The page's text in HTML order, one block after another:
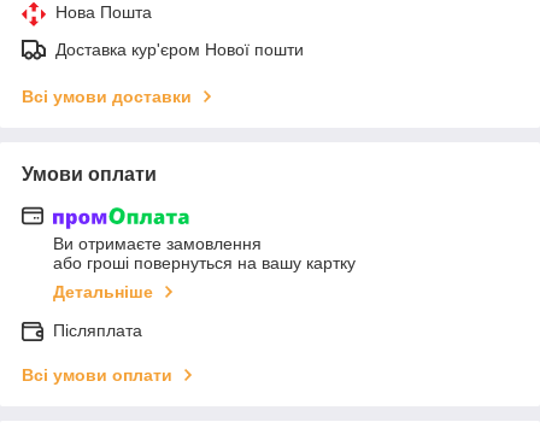
Нова Пошта
Доставка кур'єром Нової пошти
Всі умови доставки
Умови оплати
Ви отримаєте замовлення
або гроші повернуться на вашу картку
Детальніше
Післяплата
Всі умови оплати